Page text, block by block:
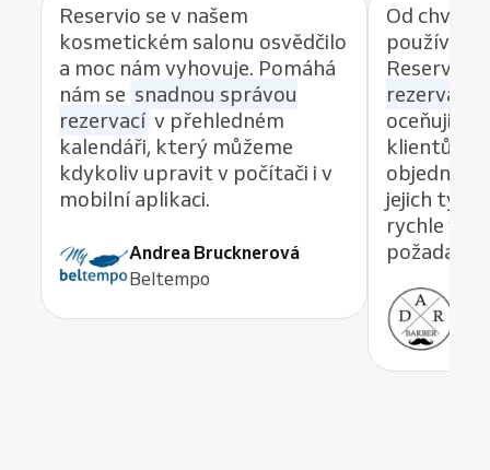
Reservio se v našem
kosmetickém salonu osvědčilo
a moc nám vyhovuje. Pomáhá
nám se snadnou správou
rezervací v přehledném
kalendáři, který můžeme
kdykoliv upravit v počítači i v
mobilní aplikaci.
Andrea Brucknerová
Beltempo
Od chvíle,
používat
Reservio,
rezervací
oceňuji
klientům
jejich tým
rychle